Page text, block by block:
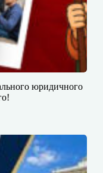
юридичного